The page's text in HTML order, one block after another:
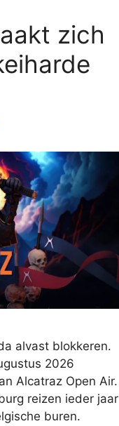
zich
alvast blokkeren.
2026
Alcatraz Open Air.
reizen ieder jaar
buren.